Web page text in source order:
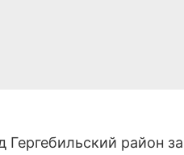
Гергебильский район